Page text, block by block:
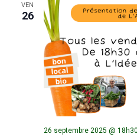
VEN
26
26 septembre 2025 @ 18h30